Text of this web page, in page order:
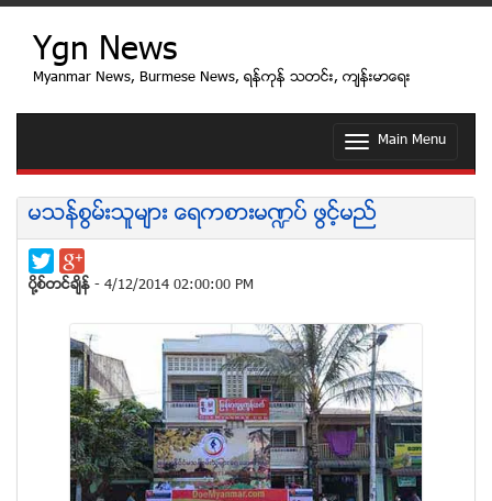
Ygn News
Myanmar News, Burmese News, ရန္ကုန္ သတင္း, က်န္းမာေရး
T
g
e
i
t
i
o
n
Main Menu
မသန္စြမ္းသူမ်ား ေရကစားမ႑ပ္ ဖြင့္မည္
ပုိ႔စ္တင္ခ်ိန္ - 4/12/2014 02:00:00 PM